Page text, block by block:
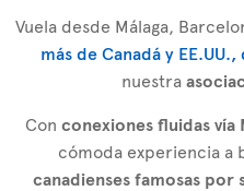
Vuela desde Málaga,
más de Canadá y
nuestra
Con conexiones fluidas vía
cómoda experiencia a
canadienses famosas por